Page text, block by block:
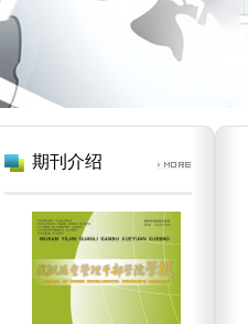
期刊介绍